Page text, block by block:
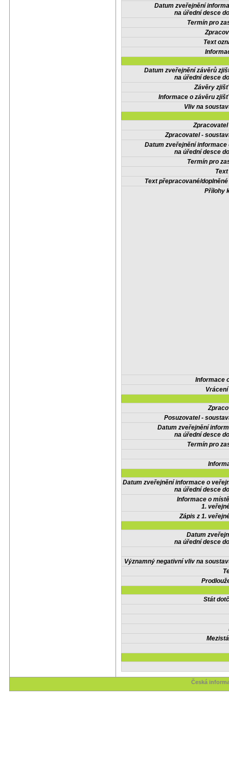
Datum zveřejnění
na úřední desce
Termín pro
Text
Datum zveřejnění závěrů
na úřední desce
Závěry
Informace o závěru
Vliv na
Zpracovatel -
Datum zveřejnění informace
na úřední desce
Termín pro
Text přepracované/
Přílohy
Informace
Posuzovatel -
Datum zveřejnění
na úřední desce
Termín pro
Datum zveřejnění informace o
na úřední desce
Informace o
1.
Zápis z 1.
Datum
na úřední desce
Významný negativní vliv na
Stát
Česká